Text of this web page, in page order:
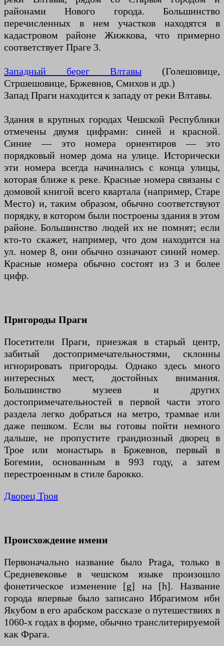
районами Нового города. Большинство
перечисленных в нем участков находятся в
кадастровом районе Жижкова, что примерно
соответствует Праге 3.
Западный берег Влтавы (Голешовице,
Стршешовице, Бржевнов, Смихов и др.)
Запад Праги находится к западу от реки Влтавы.
Здания в крупных городах Чешской Республики
отмечены двумя цифрами: синей и красной.
Синие — это номера ориентиров — это
порядковый номер дома на улице. Исторически
эти номера всегда начинались с конца улицы,
которая ближе к реке. Красные номера связаны с
домовой книгой всего квартала (например, Старе
Место) и, таким образом, обычно соответствуют
порядку, в котором были построены здания в этом
районе. Большинство людей их не помнят; если
кто-то скажет, например, что дом находится на
ул. номер 8, они обычно означают синий номер.
Красные номера обычно состоят из 3 и более
цифр.
Пригороды Праги
Посетители Праги, приезжая в старый центр,
забитый достопримечательностями, склонны
игнорировать пригороды. Однако здесь много
интересных мест, достойных внимания.
Большинство музеев и других
достопримечательностей в первой части этого
раздела легко добраться на метро, трамвае или
даже пешком. Если вы готовы пойти немного
дальше, не пропустите грандиозный дворец в
Трое или монастырь в Бржевнов, первый в
Богемии, основанным в 993 году, а затем
перестроенным в стиле барокко.
Дворец Троя
Происхождение имени
Первоначально название было Praga, только в
Средневековье в чешском языке произошло
фонетическое изменение [g] на [h]. Название
города впервые было записано Ибрагимом ибн
Якубом в его арабском рассказе о путешествиях в
1060-х годах в форме, обычно транслитерируемой
как Фрага.